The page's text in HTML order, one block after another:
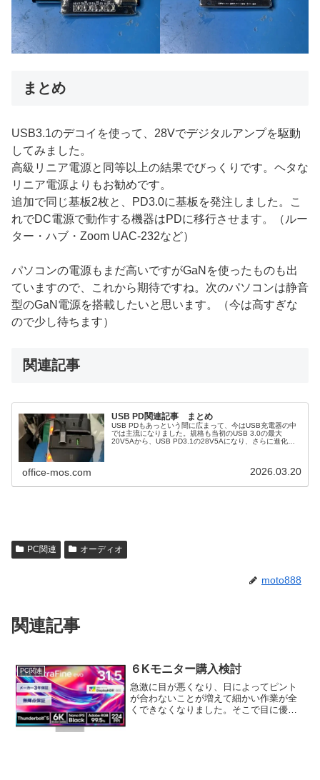
まとめ
USB3.1のデコイを使って、28Vでデジタルアンプを駆動
してみました。
高級リニア電源と同等以上の結果でびっくりです。ヘタな
リニア電源よりもお勧めです。
追加で同じ基板2枚と、PD3.0に基板を発注しました。こ
れでDC電源で動作する機器はPDに移行させます。（ルー
ター・ハブ・Zoom UAC-232など）
パソコンの電源もまだ高いですがGaNを使ったものも出
ていますので、これから期待ですね。次のパソコンは静音
型のGaN電源を搭載したいと思います。（今は高すぎな
ので少し待ちます）
関連記事
USB PD関連記事 まとめ
USB PDもあっという間に広まって、今はUSB充電器の中
では主流になりました。規格も当初のUSB 3.0の最大
20V5Aから、USB PD3.1の28V5Aになり、さらに進化し
office-mos.com 2026.03.20
PC関連 オーディオ
moto888
関連記事
PC関連 ６Kモニター購入検討
急激に目が悪くなり、日によってピント
が合わないことが増えて細かい作業が全
くできなくなりました。そこで目に優し